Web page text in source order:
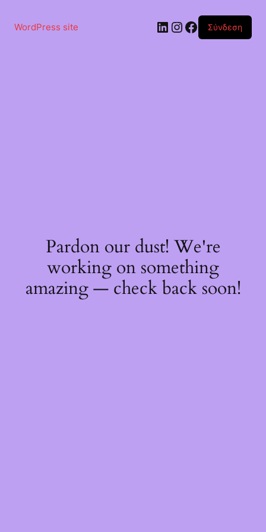
περιεχόμενο
WordPress site Linkedin
Instagram
Facebook
Σύνδεση
Pardon our dust! We're
working on something
amazing — check back soon!